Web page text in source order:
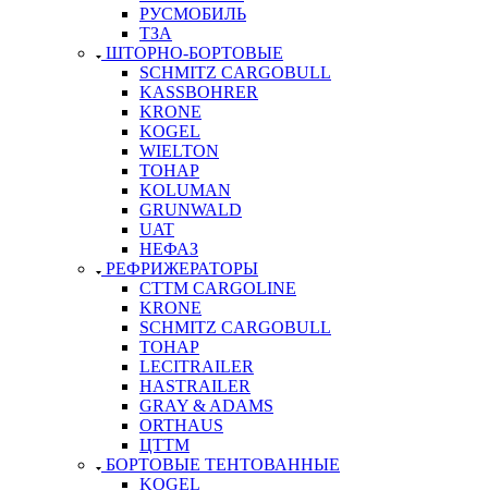
РУСМОБИЛЬ
ТЗА
ШТОРНО-БОРТОВЫЕ
SCHMITZ CARGOBULL
KASSBOHRER
KRONE
KOGEL
WIELTON
ТОНАР
KOLUMAN
GRUNWALD
UAT
НЕФАЗ
РЕФРИЖЕРАТОРЫ
CTTM CARGOLINE
KRONE
SCHMITZ CARGOBULL
ТОНАР
LECITRAILER
HASTRAILER
GRAY & ADAMS
ORTHAUS
ЦТТМ
БОРТОВЫЕ ТЕНТОВАННЫЕ
KOGEL